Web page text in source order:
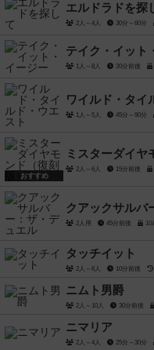
エルドラドを探
2人～4人 30分～60分
テイク・イット
1人～8人 20分前後
ワイルド・タイ
1人～5人 45分～90分
おすすめ
ミスターダイヤ
2人～6人 15分前後
クアックサルバ
2人用 45分前後
タッチイット
2人～6人 10分前後
ニムト男爵
2人～10人 30分前後
ニマリア
2人～4人 25分～30分